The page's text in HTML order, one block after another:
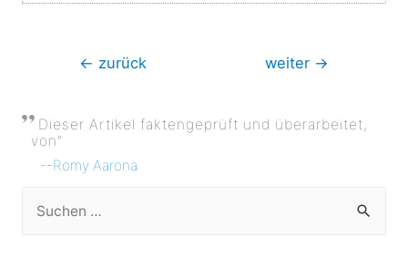
Beitragsnavigation
← zurück weiter →
Dieser Artikel faktengeprüft und überarbeitet,
von”
--Romy Aarona